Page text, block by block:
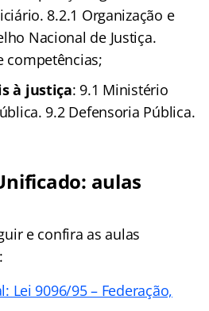
8.2.1 Organização e
Nacional de Justiça.
competências;
à justiça: 9.1 Ministério
9.2 Defensoria Pública.
aulas
e confira as aulas
Lei 9096/95 – Federação,